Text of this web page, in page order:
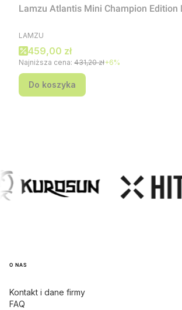
Lamzu Atlantis Mini Champion Edition
PRODUCENT
LAMZU
Cena promocyjna
459,00 zł
Najniższa cena: 431,20 zł+6%
Do koszyka
Linki w stopce
O NAS
Kontakt i dane firmy
FAQ